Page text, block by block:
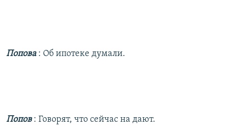
Попова : Об ипотеке думали.
Попов : Говорят, что сейчас на дают.